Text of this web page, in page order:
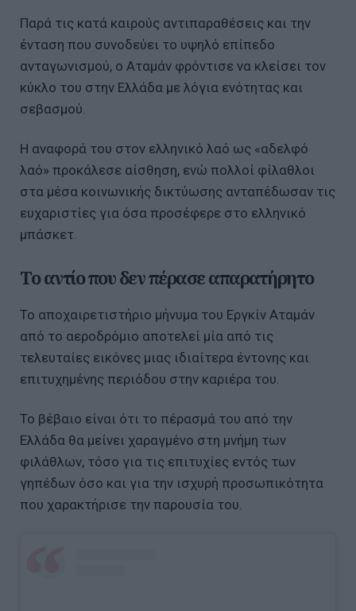
Παρά τις κατά καιρούς αντιπαραθέσεις και την
ένταση που συνοδεύει το υψηλό επίπεδο
ανταγωνισμού, ο Αταμάν φρόντισε να κλείσει τον
κύκλο του στην Ελλάδα με λόγια ενότητας και
σεβασμού.
Η αναφορά του στον ελληνικό λαό ως «αδελφό
λαό» προκάλεσε αίσθηση, ενώ πολλοί φίλαθλοι
στα μέσα κοινωνικής δικτύωσης ανταπέδωσαν τις
ευχαριστίες για όσα προσέφερε στο ελληνικό
μπάσκετ.
Το αντίο που δεν πέρασε απαρατήρητο
Το αποχαιρετιστήριο μήνυμα του Εργκίν Αταμάν
από το αεροδρόμιο αποτελεί μία από τις
τελευταίες εικόνες μιας ιδιαίτερα έντονης και
επιτυχημένης περιόδου στην καριέρα του.
Το βέβαιο είναι ότι το πέρασμά του από την
Ελλάδα θα μείνει χαραγμένο στη μνήμη των
φιλάθλων, τόσο για τις επιτυχίες εντός των
γηπέδων όσο και για την ισχυρή προσωπικότητα
που χαρακτήρισε την παρουσία του.